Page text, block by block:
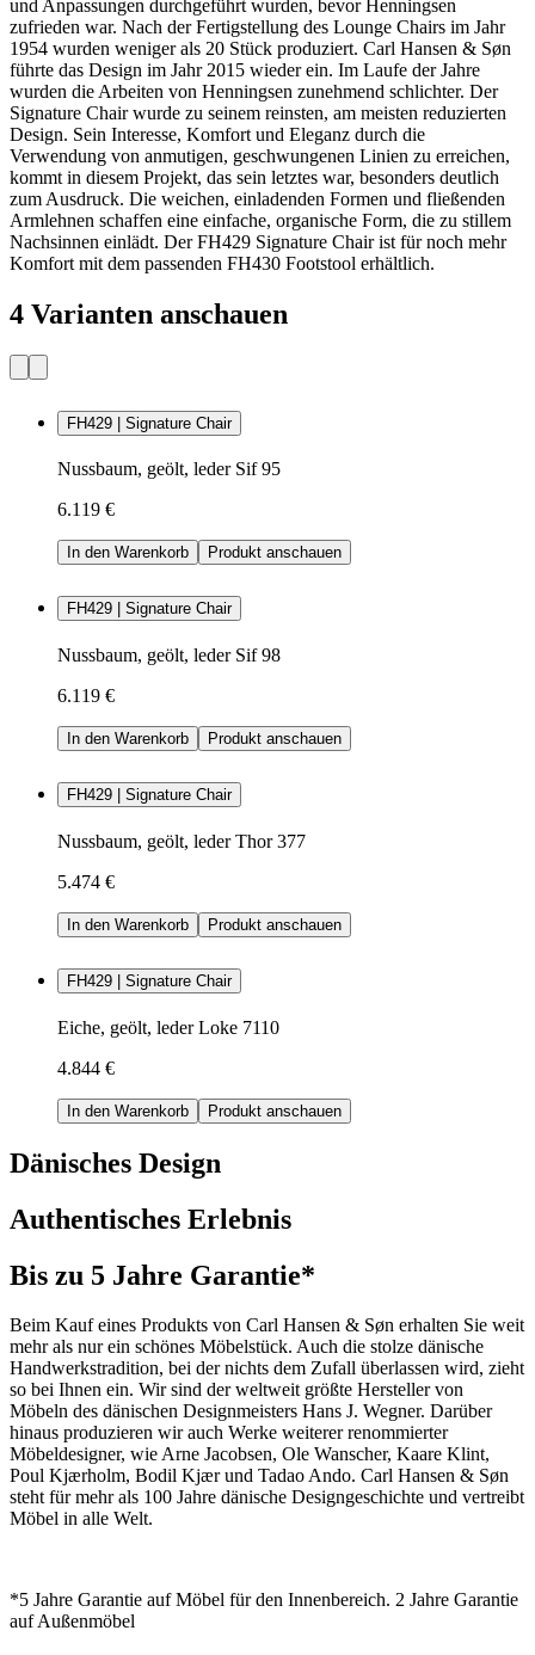
und Anpassungen durchgeführt wurden, bevor Henningsen
zufrieden war. Nach der Fertigstellung des Lounge Chairs im Jahr
1954 wurden weniger als 20 Stück produziert. Carl Hansen & Søn
führte das Design im Jahr 2015 wieder ein. Im Laufe der Jahre
wurden die Arbeiten von Henningsen zunehmend schlichter. Der
Signature Chair wurde zu seinem reinsten, am meisten reduzierten
Design. Sein Interesse, Komfort und Eleganz durch die
Verwendung von anmutigen, geschwungenen Linien zu erreichen,
kommt in diesem Projekt, das sein letztes war, besonders deutlich
zum Ausdruck. Die weichen, einladenden Formen und fließenden
Armlehnen schaffen eine einfache, organische Form, die zu stillem
Nachsinnen einlädt. Der FH429 Signature Chair ist für noch mehr
Komfort mit dem passenden FH430 Footstool erhältlich.
4 Varianten anschauen
FH429 | Signature Chair
Nussbaum, geölt, leder Sif 95
6.119 €
In den Warenkorb Produkt anschauen
FH429 | Signature Chair
Nussbaum, geölt, leder Sif 98
6.119 €
In den Warenkorb Produkt anschauen
FH429 | Signature Chair
Nussbaum, geölt, leder Thor 377
5.474 €
In den Warenkorb Produkt anschauen
FH429 | Signature Chair
Eiche, geölt, leder Loke 7110
4.844 €
In den Warenkorb Produkt anschauen
Dänisches Design
Authentisches Erlebnis
Bis zu 5 Jahre Garantie*
Beim Kauf eines Produkts von Carl Hansen & Søn erhalten Sie weit
mehr als nur ein schönes Möbelstück. Auch die stolze dänische
Handwerkstradition, bei der nichts dem Zufall überlassen wird, zieht
so bei Ihnen ein. Wir sind der weltweit größte Hersteller von
Möbeln des dänischen Designmeisters Hans J. Wegner. Darüber
hinaus produzieren wir auch Werke weiterer renommierter
Möbeldesigner, wie Arne Jacobsen, Ole Wanscher, Kaare Klint,
Poul Kjærholm, Bodil Kjær und Tadao Ando. Carl Hansen & Søn
steht für mehr als 100 Jahre dänische Designgeschichte und vertreibt
Möbel in alle Welt.
*5 Jahre Garantie auf Möbel für den Innenbereich. 2 Jahre Garantie
auf Außenmöbel